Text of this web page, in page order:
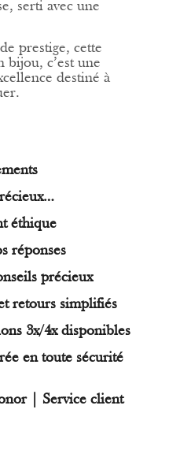
serti avec une
prestige, cette
bijou, c’est une
destiné à
éthique
réponses
précieux
retours simplifiés
3x/4x disponibles
en toute sécurité
| Service client